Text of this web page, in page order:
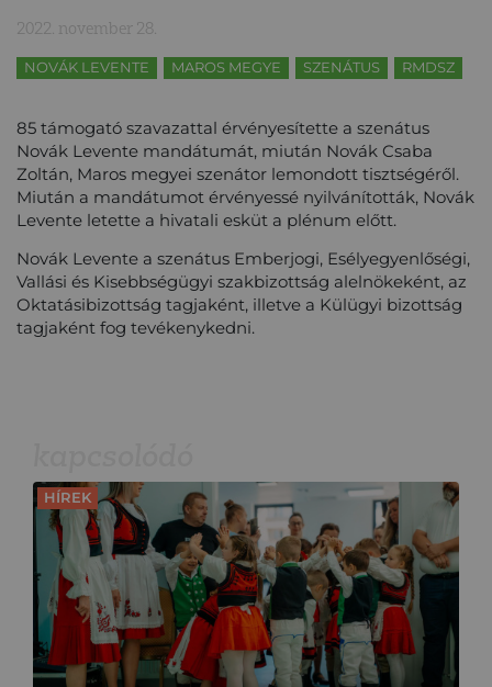
2022. november 28.
NOVÁK LEVENTE MAROS MEGYE SZENÁTUS RMDSZ
85 támogató szavazattal érvényesítette a szenátus
Novák Levente mandátumát, miután Novák Csaba
Zoltán, Maros megyei szenátor lemondott tisztségéről.
Miután a mandátumot érvényessé nyilvánították, Novák
Levente letette a hivatali esküt a plénum előtt.
Novák L evente a szenátus Emberjogi, Esélyegyenlőségi,
Vallási és Kisebbségügyi szakbizottság alelnökeként, az
Oktatásibizottság tagjaként, illetve a Külügyi bizottság
tagjaként fog tevékenykedni.
HÍREK